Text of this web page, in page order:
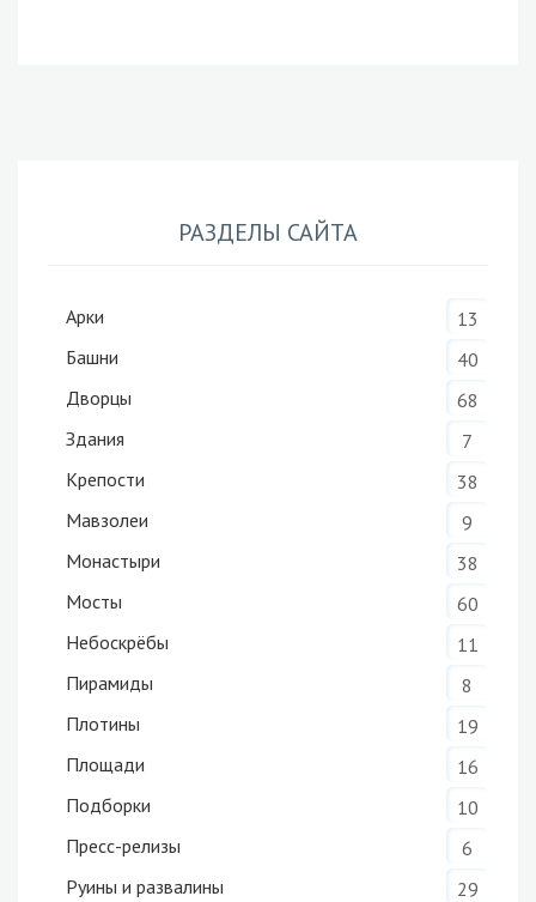
РАЗДЕЛЫ САЙТА
Арки
13
Башни
40
Дворцы
68
Здания
7
Крепости
38
Мавзолеи
9
Монастыри
38
Мосты
60
Небоскрёбы
11
Пирамиды
8
Плотины
19
Площади
16
Подборки
10
Пресс-релизы
6
Руины и развалины
29